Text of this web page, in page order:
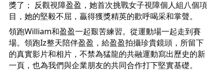
獎了； 反觀視障盈盈，她首次挑戰女子視障個人組八個項
目，她的堅毅不屈，贏得獲獎精英的歡呼喝采和掌聲。
領跑William和盈盈一起艱苦練習。從運動場一起走到賽
場。領跑Iz整天陪伴盈盈，給盈盈拍攝珍貴鏡頭，所留下
的真實影片和相片，不禁為猛龍的共融運動寫出歷史的新
一頁，也為我們與企業朋友的共同合作打下堅實基礎。